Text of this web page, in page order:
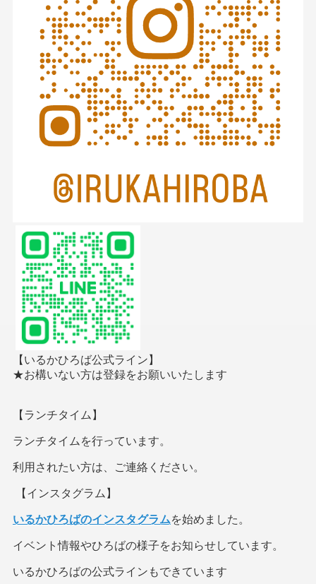
【いるかひろば公式ライン】
★お構いない方は登録をお願いいたします
【ランチタイム】
ランチタイムを行っています。
利用されたい方は、ご連絡ください。
【インスタグラム】
いるかひろばのインスタグラムを始めました。
イベント情報やひろばの様子をお知らせしています。
いるかひろばの公式ラインもできています